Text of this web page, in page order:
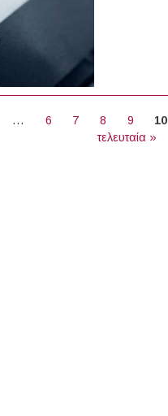
… 6 7 8 9 10
τελευταία »